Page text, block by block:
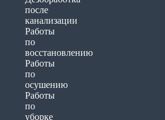
после
канализации
Работы
по
восстановлению
Работы
по
осушению
Работы
по
уборке